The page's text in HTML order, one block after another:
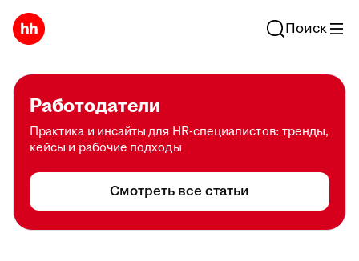
Поиск
Работодатели
Практика и инсайты для HR-специалистов: тренды,
кейсы и рабочие подходы
Смотреть все статьи